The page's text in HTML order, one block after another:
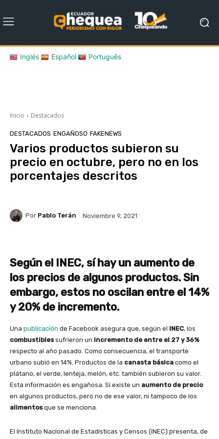
Inglés Español Português
Inicio Destacados
DESTACADOS ENGAÑOSO FAKENEWS
Varios productos subieron su
precio en octubre, pero no en los
porcentajes descritos
Por Pablo Terán Noviembre 9, 2021
Según el INEC, sí hay un aumento de
los precios de algunos productos. Sin
embargo, estos no oscilan entre el 14%
y 20% de incremento.
Una publicación de Facebook asegura que, según el INEC, los
combustiblessufrieron un incremento de entre el 27 y 36%
respecto al año pasado. Como consecuencia, el transporte
urbano subió en 14%. Productos de la canasta básica como el
plátano, el verde, lenteja, melón, etc. también subieron su valor.
Esta información es engañosa. Sí existe un aumento de precio
en algunos productos, pero no de ese valor, ni tampoco de los
alimentosque se menciona.
El Instituto Nacional de Estadísticas y Censos (INEC) presenta, de